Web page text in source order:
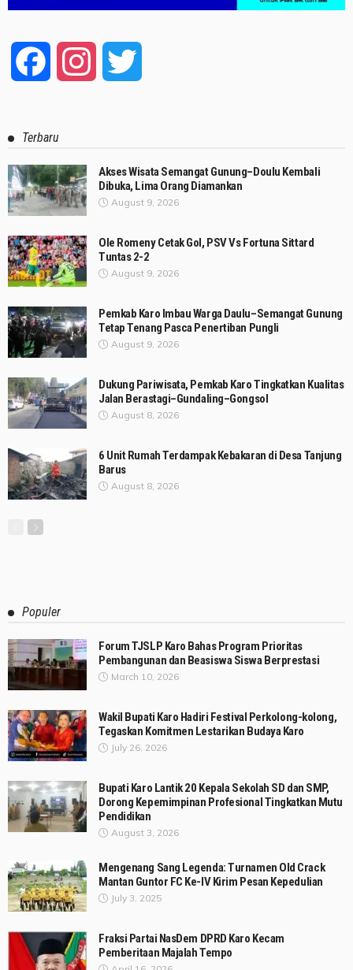
Facebook Instagram
Terbaru
Akses Wisata Semangat Gunung–Doulu Kembali
Dibuka, Lima Orang Diamankan
August 9, 2026
Ole Romeny Cetak Gol, PSV Vs Fortuna Sittard
Tuntas 2-2
August 9, 2026
Pemkab Karo Imbau Warga Daulu–Semangat Gunung
Tetap Tenang Pasca Penertiban Pungli
August 9, 2026
Dukung Pariwisata, Pemkab Karo Tingkatkan Kualitas
Jalan Berastagi–Gundaling–Gongsol
August 8, 2026
6 Unit Rumah Terdampak Kebakaran di Desa Tanjung
Barus
August 8, 2026
Populer
Forum TJSLP Karo Bahas Program Prioritas
Pembangunan dan Beasiswa Siswa Berprestasi
March 10, 2026
Wakil Bupati Karo Hadiri Festival Perkolong-kolong,
Tegaskan Komitmen Lestarikan Budaya Karo
July 26, 2026
Bupati Karo Lantik 20 Kepala Sekolah SD dan SMP,
Dorong Kepemimpinan Profesional Tingkatkan Mutu
Pendidikan
August 3, 2026
Mengenang Sang Legenda: Turnamen Old Crack
Mantan Guntor FC Ke-IV Kirim Pesan Kepedulian
July 3, 2025
Fraksi Partai NasDem DPRD Karo Kecam
Pemberitaan Majalah Tempo